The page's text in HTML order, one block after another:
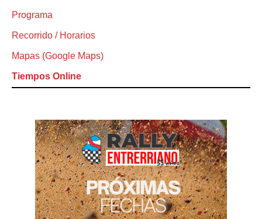
Programa
Recorrido / Horarios
Mapas (Google Maps)
Tiempos Online